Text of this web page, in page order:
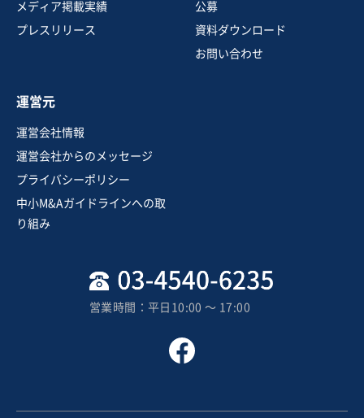
メディア掲載実績
プレスリリース
公募
資料ダウンロード
お問い合わせ
運営元
運営会社情報
運営会社からのメッセージ
プライバシーポリシー
中小M&Aガイドラインへの取
り組み
営業時間：平日10:00 〜 17:00